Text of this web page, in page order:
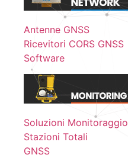
Antenne GNSS
Ricevitori CORS GNSS
Software
Soluzioni Monitoraggio
Stazioni Totali
GNSS